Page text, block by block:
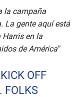
la campaña
La gente aquí está
en la
de América”
OFF
. FOLKS